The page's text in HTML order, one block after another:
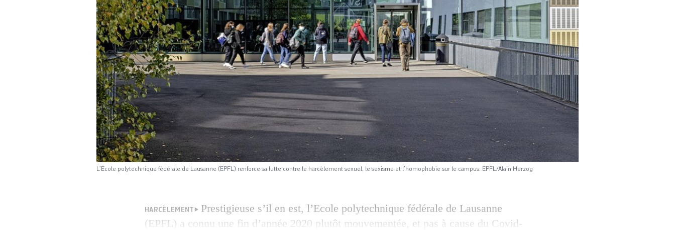
L’Ecole polytechnique fédérale de Lausanne (EPFL) renforce sa lutte contre le harcèlement sexuel, le sexisme et l’homophobie sur le campus. EPFL/Alain Herzog
HARCÈLEMENT
Prestigieuse s’il en est, l’Ecole polytechnique fédérale de Lausanne
(EPFL) a connu une fin d’année 2020 plutôt mouvementée, et pas à cause du Covid-